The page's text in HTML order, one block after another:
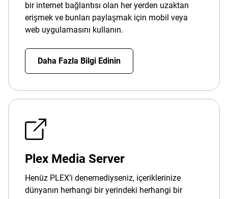
bir internet bağlantısı olan her yerden uzaktan
erişmek ve bunları paylaşmak için mobil veya
web uygulamasını kullanın.
Daha Fazla Bilgi Edinin
Plex Media Server
Henüz PLEX’i denemediyseniz, içeriklerinize
dünyanın herhangi bir yerindeki herhangi bir